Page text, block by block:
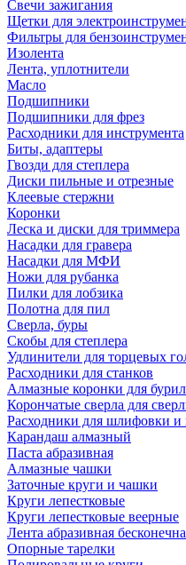
Свечи зажигания
Щетки для
Фильтры для
Изолента
Лента, уплотнители
Масло
Подшипники
Подшипники для фрез
Расходники для инструмента
Биты, адаптеры
Гвозди для степлера
Диски пильные и отрезные
Клеевые стержни
Коронки
Леска и диски для триммера
Насадки для гравера
Насадки для МФИ
Ножи для рубанка
Пилки для лобзика
Полотна для пил
Сверла, буры
Скобы для степлера
Удлинители для торцевых
Расходники для станков
Алмазные коронки для
Корончатые сверла для
Расходники для шлифовки и
Карандаш алмазный
Паста абразивная
Алмазные чашки
Заточные круги и чашки
Круги лепестковые
Круги лепестковые веерные
Лента абразивная
Опорные тарелки